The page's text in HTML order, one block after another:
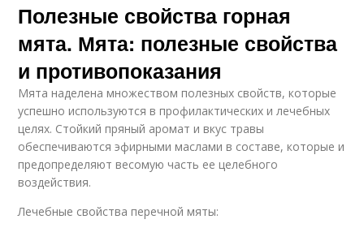
Полезные свойства горная
мята. Мята: полезные свойства
и противопоказания
Мята наделена множеством полезных свойств, которые
успешно используются в профилактических и лечебных
целях. Стойкий пряный аромат и вкус травы
обеспечиваются эфирными маслами в составе, которые и
предопределяют весомую часть ее целебного
воздействия.
Лечебные свойства перечной мяты: